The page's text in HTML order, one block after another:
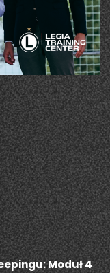
Moduł 4